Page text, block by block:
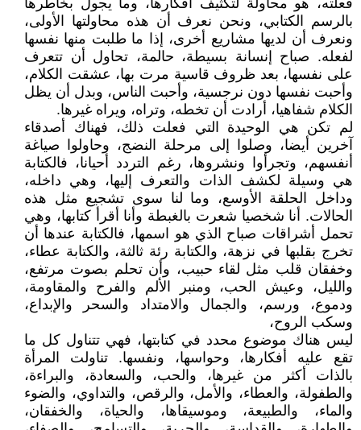
فعلته، هو محاولة لتكثيف أفكارها، وما يجول بخاطرها
بالرسم الكتابي، ونحن نعرف أن هذه محاولتها الأولى،
ونعرف أن لديها مشاريع أخرى، إذا ما طلبت منها نفسها
لفعله. صباح إنسانة بسيطة، حالمة، تحاول أن تتعرف
على نفسها، بعد ظروف قاسية مرت بها، عشقت الكلام،
وأحبت نفسها دون نرجسية، وأحبت الناس، وبدل أن يظل
الكلام شفاهيا، أرادت أن تخطه، وتراه، ويراه غيرها.
لم تكن هي الوحيدة التي فعلت ذلك، فهناك أصدقاء
آخرين أيضا، وصلوا إلى مرحلة النضج، وحاولوا صياغة
أنفسهم، وتجرأوا ونشروها، رغم التردد أحيانا، فالكتابة
هي وسيلة لكشف الذات والتعرف إليها، وهي داخله،
وداخل الحلقة الأوسع، وما لنا سوى تشجيع مثل هذه
الحالات. أنا شخصيا شعرت بالغبطة وأنا أقرأ كتابها، وهي
تحمل أشراقات صباح الذي هو اسمها، فالكتابة عندها أن
تخرج بقلبها في نزهة، والكتابة رئة ثالثة، والكتابة عطاء،
وخفقان قلب مثل لقاء حبيب، وأن تحلم بصوت مرتفع،
والليل، وعيش الحب، ومنبر الألم والفرح والمقاومة،
ودموع، ورسم، والجمال والامتداد والسحر والإبداع،
وسكب الروح،
ليس هناك موضوع محدد في كتابتها، فهي تتناول كل ما
تقع عليه أفكارها، وحواسها، ونفسها. تناولت المرأة
بالذات أكثر من غيرها، والحب، والسعادة، والبراءة،
والطفولة، والعطاء، والأمل، والرقص، والتداوي، والضوء
والماء، والطبيعة، وموسيقاها، والحياة، والخفقان،